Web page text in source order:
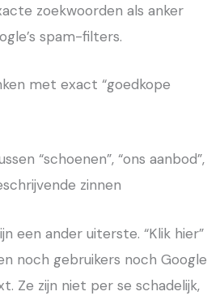
zoekwoorden als anker
spam-filters.
met exact “goedkope
“schoenen”, “ons aanbod”,
zinnen
een ander uiterste. “Klik hier”
noch gebruikers noch Google
Ze zijn niet per se schadelijk,